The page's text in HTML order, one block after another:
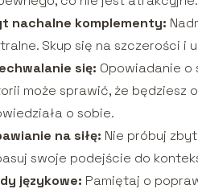
nachalne komplementy:
Skup się na szczerości i
się: Opowiadanie o
może sprawić, że będziesz
o sobie.
na siłę: Nie próbuj
swoje podejście do
językowe: Pamiętaj o